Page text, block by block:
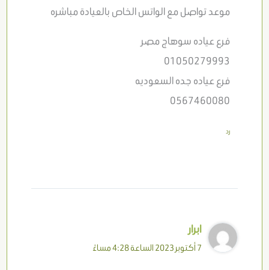
موعد تواصل مع الواتس الخاص بالعيادة مباشره
فرع عياده سوهاج مصر
01050279993
فرع عياده جده السعوديه
0567460080
رد
ابرار
7 أكتوبر 2023 الساعة 4:28 مساءً